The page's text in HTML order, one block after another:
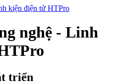
nghệ - Linh
triển